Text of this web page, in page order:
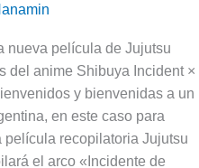
nueva película de Jujutsu
del anime Shibuya Incident ×
y bienvenidas a un
en este caso para
película recopilatoria Jujutsu
el arco «Incidente de